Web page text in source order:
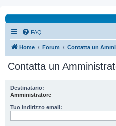
FAQ
Home Forum Contatta un
Contatta un
Destinatario:
Amministratore
Tuo indirizzo email: